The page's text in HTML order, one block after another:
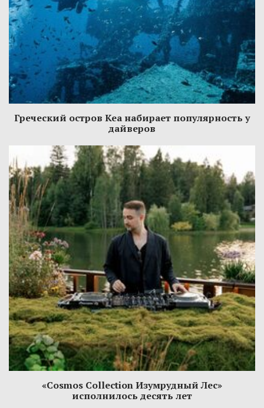
Греческий остров Кеа набирает популярность у
дайверов
«Cosmos Collection Изумрудный Лес»
исполнилось десять лет